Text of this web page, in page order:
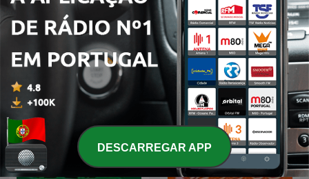
Divórcio Consciente Encore une histoire
DESCARREGAR APP